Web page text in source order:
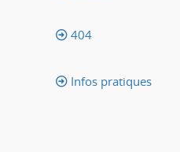
404
Infos pratiques